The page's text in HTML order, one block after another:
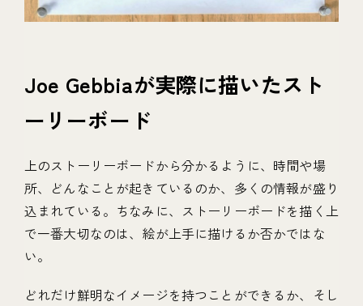
Joe Gebbiaが実際に描いたスト
ーリーボード
上のストーリーボードから分かるように、時間や場
所、どんなことが起きているのか、多くの情報が盛り
込まれている。ちなみに、ストーリーボードを描く上
で一番大切なのは、絵が上手に描けるか否かではな
い。
どれだけ鮮明なイメージを持つことができるか、そし